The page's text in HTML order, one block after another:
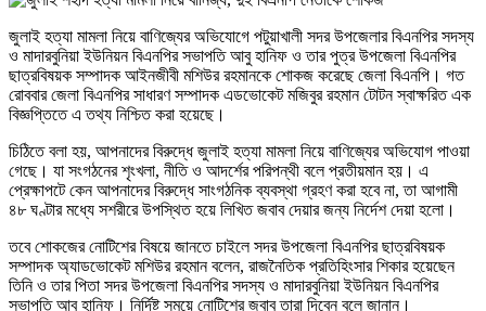
জুলাই হত্যা মামলা নিয়ে বাণিজ্যের অভিযোগে পটুয়াখালী সদর উপজেলার বিএনপির সদস্য
ও মাদারবুনিয়া ইউনিয়ন বিএনপির সভাপতি আবু হানিফ ও তার পুত্র উপজেলা বিএনপির
ছাত্রবিষয়ক সম্পাদক আইনজীবী মশিউর রহমানকে শোকজ করেছে জেলা বিএনপি। গত
রোববার জেলা বিএনপির সাধারণ সম্পাদক এডভোকেট মজিবুর রহমান টোটন স্বাক্ষরিত এক
বিজ্ঞপ্তিতে এ তথ্য নিশ্চিত করা হয়েছে।
চিঠিতে বলা হয়, আপনাদের বিরুদ্ধে জুলাই হত্যা মামলা নিয়ে বাণিজ্যের অভিযোগ পাওয়া
গেছে। যা সংগঠনের শৃংখলা, নীতি ও আদর্শের পরিপন্থী বলে প্রতীয়মান হয়। এ
প্রেক্ষাপটে কেন আপনাদের বিরুদ্ধে সাংগঠনিক ব্যবস্থা গ্রহণ করা হবে না, তা আগামী
৪৮ ঘণ্টার মধ্যে সশরীরে উপস্থিত হয়ে লিখিত জবাব দেয়ার জন্য নির্দেশ দেয়া হলো।
তবে শোকজের নোটিশের বিষয়ে জানতে চাইলে সদর উপজেলা বিএনপির ছাত্রবিষয়ক
সম্পাদক অ্যাডভোকেট মশিউর রহমান বলেন, রাজনৈতিক প্রতিহিংসার শিকার হয়েছেন
তিনি ও তার পিতা সদর উপজেলা বিএনপির সদস্য ও মাদারবুনিয়া ইউনিয়ন বিএনপির
সভাপতি আবু হানিফ। নির্দিষ্ট সময়ে নোটিশের জবাব তারা দিবেন বলে জানান।